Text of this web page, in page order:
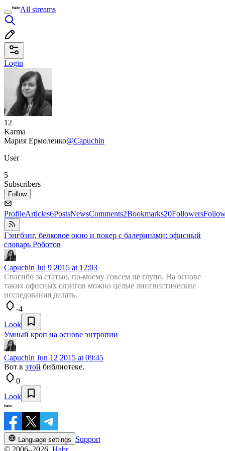
All streams
Login
12
Karma
Мария Ермоленко@Capuchin
User
5
Subscribers
Follow
ProfileArticles6PostsNewsComments2Bookmarks20Followers
Гэнгбэнг, белковое окно и покер с балеринами: офисный
словарь Роботов
Capuchin Jul 9 2015 at 12:03
Спасибо за статью, по-моему совсем не глупо. На основе
таких офисных слэнгов можно целые лингвистические
исследования делать.
-4
Look
Умный кроп на основе энтропии
Capuchin Jun 12 2015 at 09:45
Вот в этой библиотеке.
0
Look
Language settings
Support
© 2006–2026, Habr